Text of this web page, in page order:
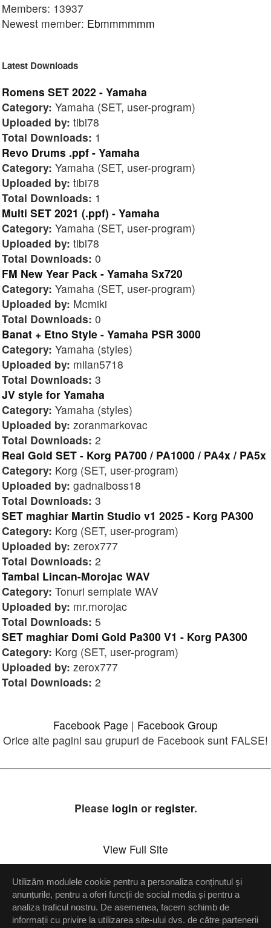
Members: 13937
Newest member: Ebmmmmmm
Latest Downloads
Romens SET 2022 - Yamaha
Category: Yamaha (SET, user-program)
Uploaded by: tibi78
Total Downloads: 1
Revo Drums .ppf - Yamaha
Category: Yamaha (SET, user-program)
Uploaded by: tibi78
Total Downloads: 1
Multi SET 2021 (.ppf) - Yamaha
Category: Yamaha (SET, user-program)
Uploaded by: tibi78
Total Downloads: 0
FM New Year Pack - Yamaha Sx720
Category: Yamaha (SET, user-program)
Uploaded by: Mcmiki
Total Downloads: 0
Banat + Etno Style - Yamaha PSR 3000
Category: Yamaha (styles)
Uploaded by: milan5718
Total Downloads: 3
JV style for Yamaha
Category: Yamaha (styles)
Uploaded by: zoranmarkovac
Total Downloads: 2
Real Gold SET - Korg PA700 / PA1000 / PA4x / PA5x
Category: Korg (SET, user-program)
Uploaded by: gadnaiboss18
Total Downloads: 3
SET maghiar Martin Studio v1 2025 - Korg PA300
Category: Korg (SET, user-program)
Uploaded by: zerox777
Total Downloads: 2
Tambal Lincan-Morojac WAV
Category: Tonuri semplate WAV
Uploaded by: mr.morojac
Total Downloads: 5
SET maghiar Domi Gold Pa300 V1 - Korg PA300
Category: Korg (SET, user-program)
Uploaded by: zerox777
Total Downloads: 2
Facebook Page | Facebook Group
Orice alte pagini sau grupuri de Facebook sunt FALSE!
Please login or register.
View Full Site
Setări confidenţialitate
Up
Utilizăm modulele cookie pentru a personaliza conținutul și
anunțurile, pentru a oferi funcții de social media și pentru a
analiza traficul nostru. De asemenea, facem schimb de
informații cu privire la utilizarea site-ului dvs. de către partenerii